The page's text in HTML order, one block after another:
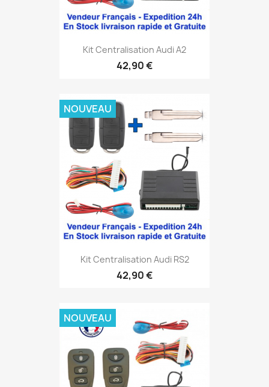
Kit Centralisation Audi A2
42,90 €
Kit Centralisation Audi RS2
42,90 €
NOUVEAU
NOUVEAU